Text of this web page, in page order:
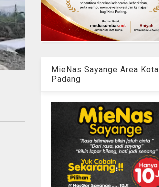
MieNas Sayange Area Kota
Padang